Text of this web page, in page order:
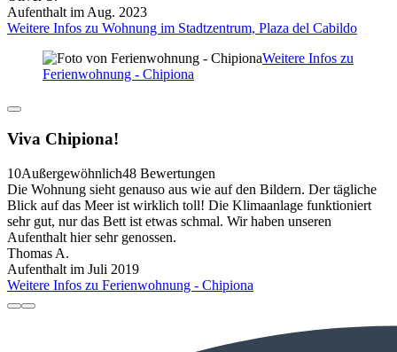
Aufenthalt im Aug. 2023
Weitere Infos zu Wohnung im Stadtzentrum, Plaza del Cabildo
Weitere Infos zu
Ferienwohnung - Chipiona
Viva Chipiona!
10Außergewöhnlich48 Bewertungen
Die Wohnung sieht genauso aus wie auf den Bildern. Der tägliche
Blick auf das Meer ist wirklich toll! Die Klimaanlage funktioniert
sehr gut, nur das Bett ist etwas schmal. Wir haben unseren
Aufenthalt hier sehr genossen.
Thomas A.
Aufenthalt im Juli 2019
Weitere Infos zu Ferienwohnung - Chipiona